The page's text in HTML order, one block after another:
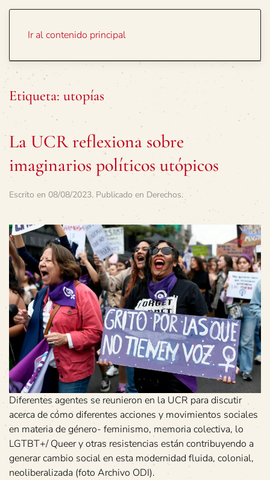
Ir al contenido principal
Etiqueta: utopías
La UCR reflexiona sobre
imaginarios políticos utópicos
Escrito en 08/08/2023. Publicado en Derechos.
Diferentes agentes se reunieron en la UCR para discutir
acerca de cómo diferentes acciones y movimientos sociales
en materia de género- feminismo, memoria colectiva, lo
LGTBT+/ Queer y otras resistencias están contribuyendo a
generar cambio social en esta modernidad fluida, colonial,
neoliberalizada (foto Archivo ODI).